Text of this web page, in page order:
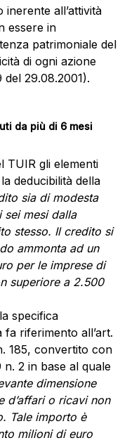
all’attività
essere in
patrimoniale del
di ogni azione
del 29.08.2001).
da più di 6 mesi
TUIR gli elementi
deducibilità della
sia di modesta
mesi dalla
stesso. Il credito si
ammonta ad un
per le imprese di
superiore a 2.500
specifica
fa riferimento all’art.
185, convertito con
n. 2 in base al quale
dimensione
d’affari o ricavi non
Tale importo è
milioni di euro